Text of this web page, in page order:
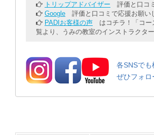
トリップアドバイザー 評価と口コ
Google 評価と口コミで応援お願い
PADIお客様の声 はコチラ！「コー
覧より、うみの教室のインストラクタ
各SNSで
ぜひフォ